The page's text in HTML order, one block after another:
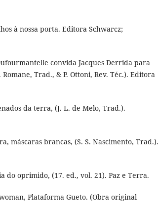
à nossa porta. Editora Schwarcz;
convida Jacques Derrida para
Trad., & P. Ottoni, Rev. Téc.). Editora
da terra, (J. L. de Melo, Trad.).
máscaras brancas, (S. S. Nascimento, Trad.).
do oprimido, (17. ed., vol. 21). Paz e Terra.
Plataforma Gueto. (Obra original